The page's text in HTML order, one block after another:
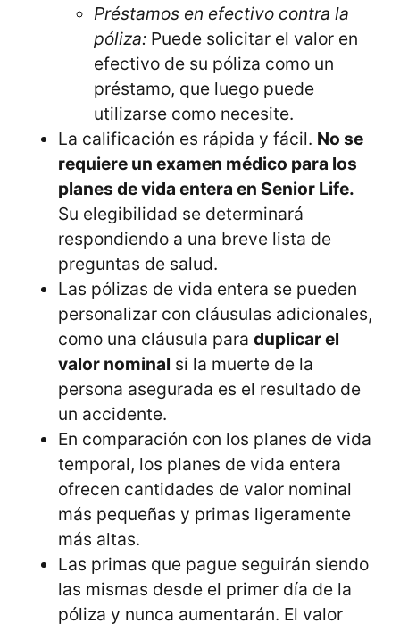
Préstamos en efectivo contra la
póliza: Puede solicitar el valor en
efectivo de su póliza como un
préstamo, que luego puede
utilizarse como necesite.
La calificación es rápida y fácil. No se
requiere un examen médico para los
planes de vida entera en Senior Life.
Su elegibilidad se determinará
respondiendo a una breve lista de
preguntas de salud.
Las pólizas de vida entera se pueden
personalizar con cláusulas adicionales,
como una cláusula para duplicar el
valor nominal si la muerte de la
persona asegurada es el resultado de
un accidente.
En comparación con los planes de vida
temporal, los planes de vida entera
ofrecen cantidades de valor nominal
más pequeñas y primas ligeramente
más altas.
Las primas que pague seguirán siendo
las mismas desde el primer día de la
póliza y nunca aumentarán. El valor